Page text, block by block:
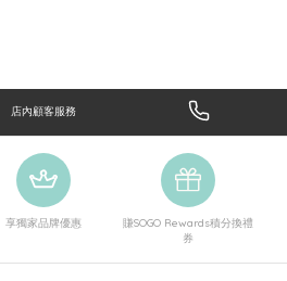
店內顧客服務
享獨家品牌優惠
賺SOGO Rewards積分換禮
券